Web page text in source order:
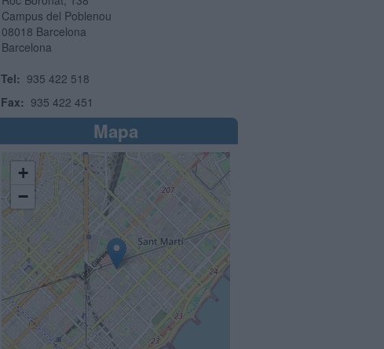
Campus del Poblenou
08018 Barcelona
Barcelona
Tel: 935 422 518
Fax: 935 422 451
Mapa
+
−